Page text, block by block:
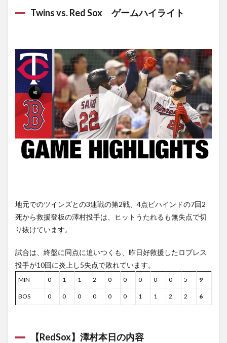
Twins vs. Red Sox ゲームハイライト
地元でのツインズとの3連戦の第2戦、4点ビハインドの7回2
死から救援登板の澤村投手は、ヒットうたれるも無失点で切
り抜けています。
試合は、終盤に同点に追いつくも、昨日好救援したロブレス
投手が10回に炎上し5失点で敗れています。
MIN 0 1 1 2 0 0 0 0 0 5 9
BOS 0 0 0 0 0 0 1 1 2 2 6
【RedSox】澤村本日の内容